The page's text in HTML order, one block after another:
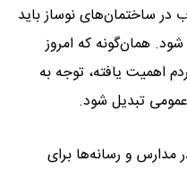
ساختمان‌های نوساز باید
همان‌گونه که امروز
اهمیت یافته، توجه به
تبدیل شود.
و رسانه‌ها برای